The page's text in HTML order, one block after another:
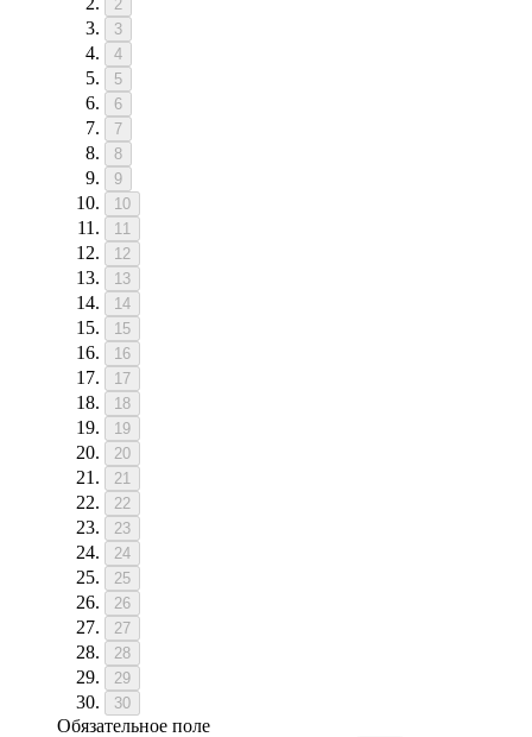
2
3
4
5
6
7
8
9
10
11
12
13
14
15
16
17
18
19
20
21
22
23
24
25
26
27
28
29
30
Обязательное поле